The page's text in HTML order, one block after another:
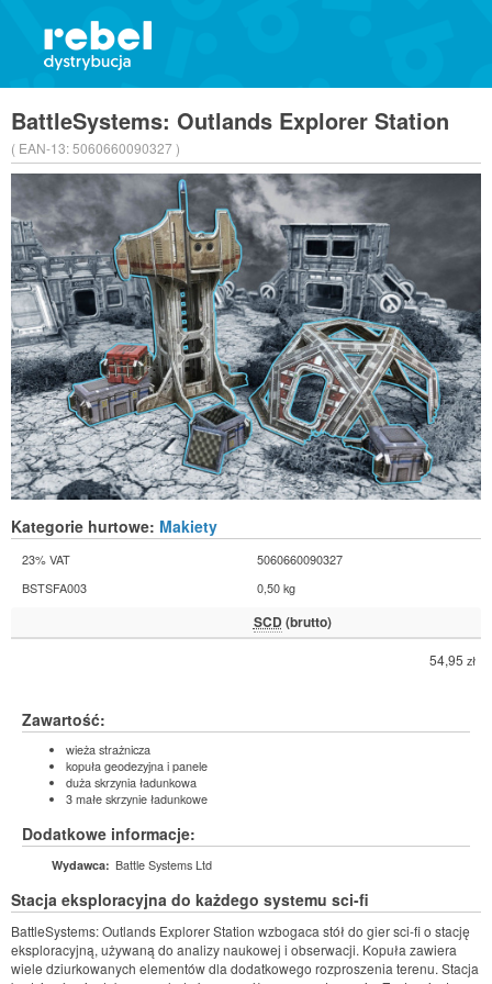
BattleSystems: Outlands Explorer Station
( EAN-13:5060660090327 )
Kategorie hurtowe: Makiety
23% VAT
5060660090327
BSTSFA003
0,50 kg
SCD (brutto)
54,95 zł
Zawartość:
wieża strażnicza
kopuła geodezyjna i panele
duża skrzynia ładunkowa
3 małe skrzynie ładunkowe
Dodatkowe informacje:
Wydawca: Battle Systems Ltd
Stacja eksploracyjna do każdego systemu sci-fi
BattleSystems: Outlands Explorer Station wzbogaca stół do gier sci-fi o stację
eksploracyjną, używaną do analizy naukowej i obserwacji. Kopuła zawiera
wiele dziurkowanych elementów dla dodatkowego rozproszenia terenu. Stacja